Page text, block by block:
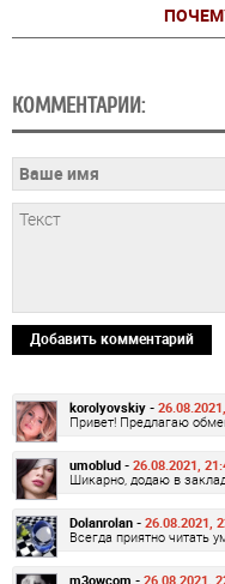
КОММЕНТАРИИ:
Добавить комментарий
korolyovskiy -
Привет! Предлагаю
umoblud - 26.08.2021,
Шикарно, додаю в
Dolanrolan - 26.08.2021,
Всегда приятно читать
m3owcom - 26.08.2021,